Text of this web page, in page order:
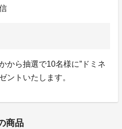
から抽選で10名様に”ドミネ
ントいたします。
商品